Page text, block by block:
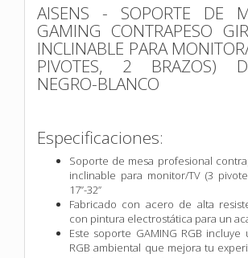
AISENS - SOPORTE DE
GAMING CONTRAPESO
INCLINABLE PARA
PIVOTES, 2 BRAZOS)
NEGRO-BLANCO
Especificaciones:
Soporte de mesa profesional
inclinable para monitor/TV (3
17”-32”
Fabricado con acero de alta
con pintura electrostática para un
Este soporte GAMING RGB incluye
RGB ambiental que mejora tu